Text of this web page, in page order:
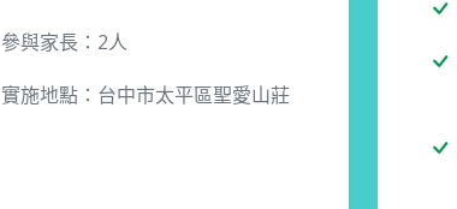
參與家長：2人
實施地點：台中市太平區聖愛山莊